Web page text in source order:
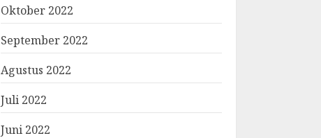
Oktober 2022
September 2022
Agustus 2022
Juli 2022
Juni 2022